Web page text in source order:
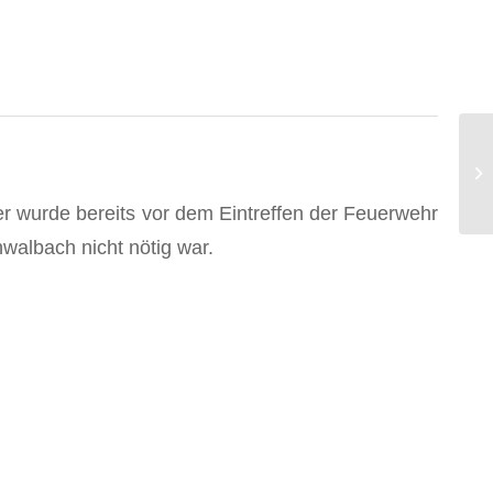
wurde bereits vor dem Eintreffen der Feuerwehr
nicht nötig war.